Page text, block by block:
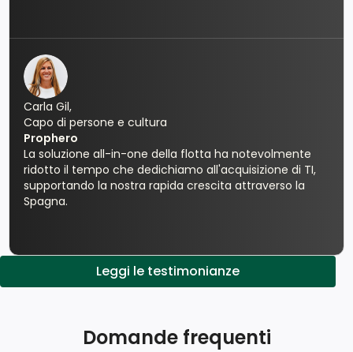
Carla Gil,
Capo di persone e cultura
Prophero
La soluzione all-in-one della flotta ha notevolmente
ridotto il tempo che dedichiamo all'acquisizione di TI,
supportando la nostra rapida crescita attraverso la
Spagna.
Leggi le testimonianze
Domande frequenti